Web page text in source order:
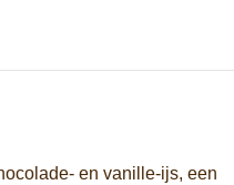
en vanille-ijs, een